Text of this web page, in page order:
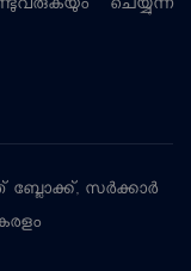
ചെയ്യുന്ന
ബ്ലോക്ക്, സര്‍ക്കാര്‍